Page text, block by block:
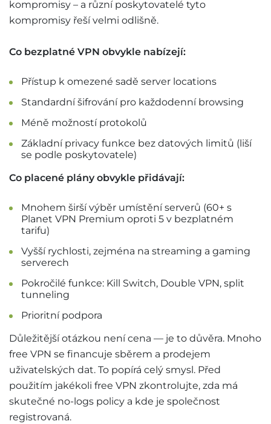
kompromisy – a různí poskytovatelé tyto
kompromisy řeší velmi odlišně.
Co bezplatné VPN obvykle nabízejí:
Přístup k omezené sadě server locations
Standardní šifrování pro každodenní browsing
Méně možností protokolů
Základní privacy funkce bez datových limitů (liší
se podle poskytovatele)
Co placené plány obvykle přidávají:
Mnohem širší výběr umístění serverů (60+ s
Planet VPN Premium oproti 5 v bezplatném
tarifu)
Vyšší rychlosti, zejména na streaming a gaming
serverech
Pokročilé funkce: Kill Switch, Double VPN, split
tunneling
Prioritní podpora
Důležitější otázkou není cena — je to důvěra. Mnoho
free VPN se financuje sběrem a prodejem
uživatelských dat. To popírá celý smysl. Před
použitím jakékoli free VPN zkontrolujte, zda má
skutečné no-logs policy a kde je společnost
registrovaná.